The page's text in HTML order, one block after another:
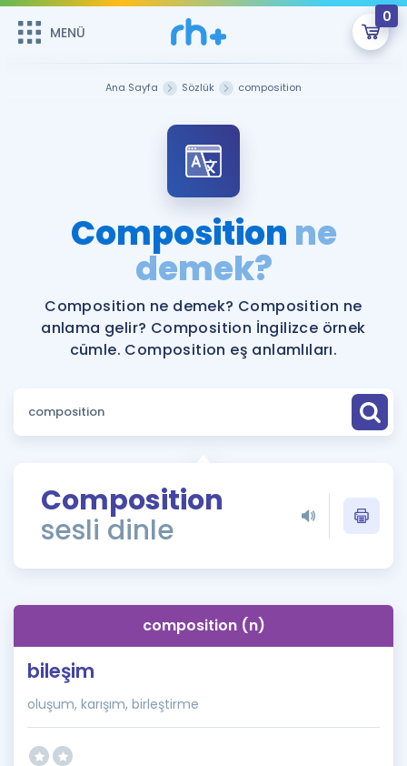
MENÜ
0
Şifremi Hatırlamıyorum
Sepetin Şu An Boş.
Remzi Hoca ile seni sınava hazırlayacak onlarca eğitim seni
bekliyor!
MENÜ
Katılımcı Görüşleri
Faydalı Araçlar
Ücretsiz Kaynaklar
Puan Hesaplama
ÖSYM Sınav Takvimi
Kampanyalar
İngilizce Gramer
İngilizce Gramer
Ana Sayfa Sözlük composition
Composition ne
demek?
Composition ne demek? Composition ne
anlama gelir? Composition İngilizce örnek
cümle. Composition eş anlamlıları.
Composition
sesli dinle
composition (n)
bileşim
oluşum, karışım, birleştirme